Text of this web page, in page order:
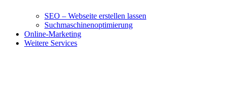
SEO – Webseite erstellen lassen
Suchmaschinenoptimierung
Online-Marketing
Weitere Services